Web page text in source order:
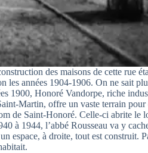
des maisons de cette rue
les années 1904-1906. On ne sait
1900, Honoré Vandorpe, riche
Martin, offre un vaste terrain pour
de Saint-Honoré. Celle-ci abrite le
à 1944, l’abbé Rousseau va y
espace, à droite, tout est construit.